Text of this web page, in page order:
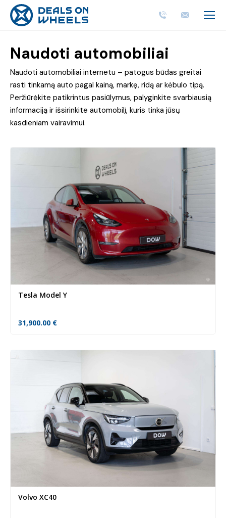
Naudoti automobiliai
Naudoti automobiliai internetu – patogus būdas greitai
rasti tinkamą auto pagal kainą, markę, ridą ar kėbulo tipą.
Peržiūrėkite patikrintus pasiūlymus, palyginkite svarbiausią
informaciją ir išsirinkite automobilį, kuris tinka jūsų
kasdieniam vairavimui.
Tesla Model Y
31,900.00 €
Volvo XC40